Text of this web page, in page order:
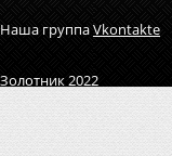
Наша группаVkontakte
Золотник 2022